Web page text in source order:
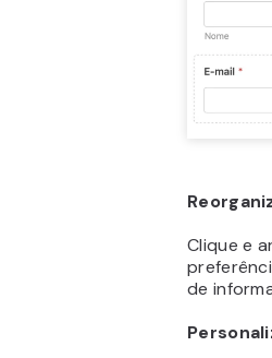
Clique e
de